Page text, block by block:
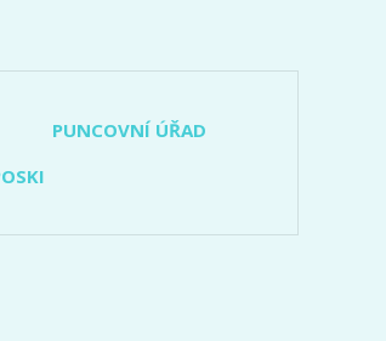
PUNCOVNÍ ÚŘAD